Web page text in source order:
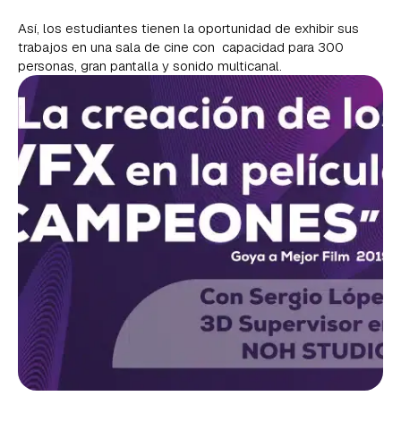
Así, los estudiantes tienen la oportunidad de exhibir sus
trabajos en una sala de cine con capacidad para 300
personas, gran pantalla y sonido multicanal.